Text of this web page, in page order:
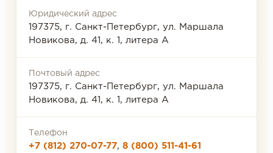
Юридический адрес
197375, г. Санкт-Петербург, ул. Маршала
Новикова, д. 41, к. 1, литера А
Почтовый адрес
197375, г. Санкт-Петербург, ул. Маршала
Новикова, д. 41, к. 1, литера А
Телефон
+7 (812) 270-07-77, 8 (800) 511-41-61